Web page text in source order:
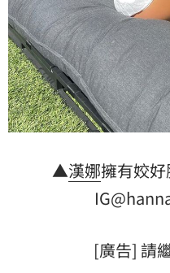
▲漢娜擁有姣
[廣告] 請